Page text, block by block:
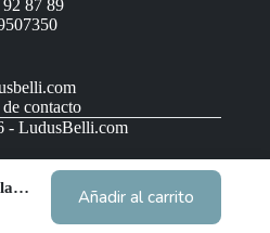
87 89
contacto
- LudusBelli.com
The Witcher: Gwent – Playmat Northern Realms Añadir al carrito